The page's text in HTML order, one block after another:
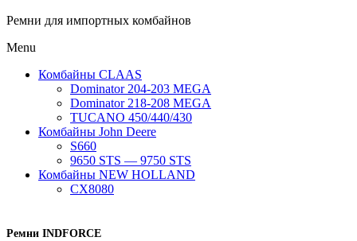
Ремни для импортных комбайнов
Menu
Комбайны CLAAS
Dominator 204-203 MEGA
Dominator 218-208 MEGA
TUCANO 450/440/430
Комбайны John Deere
S660
9650 STS — 9750 STS
Комбайны NEW HOLLAND
CX8080
Ремни INDFORCE